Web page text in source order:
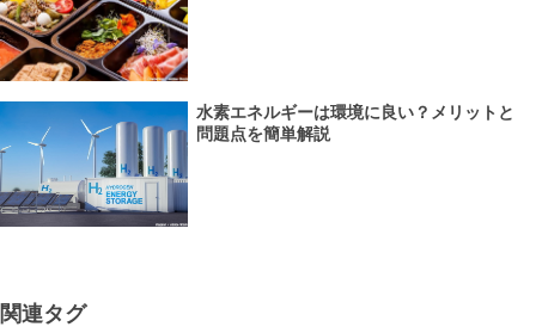
水素エネルギーは環境に良い？メリットと
問題点を簡単解説
関連タグ